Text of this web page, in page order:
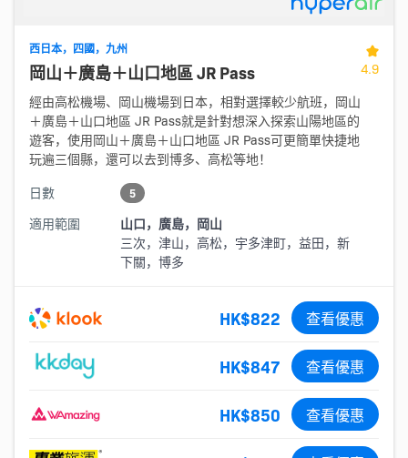
西日本，四國，九州
岡山＋廣島＋山口地區 JR Pass
經由高松機場、岡山機場到日本，相對選擇較少航班，岡山
＋廣島＋山口地區 JR Pass就是針對想深入探索山陽地區的
遊客，使用岡山＋廣島＋山口地區 JR Pass可更簡單快捷地
玩遍三個縣，還可以去到博多、高松等地！
日數
5
適用範圍
山口，廣島，岡山
三次，津山，高松，宇多津町，益田，新
下關，博多
4.9
HK$822 查看優惠
HK$847 查看優惠
HK$850 查看優惠